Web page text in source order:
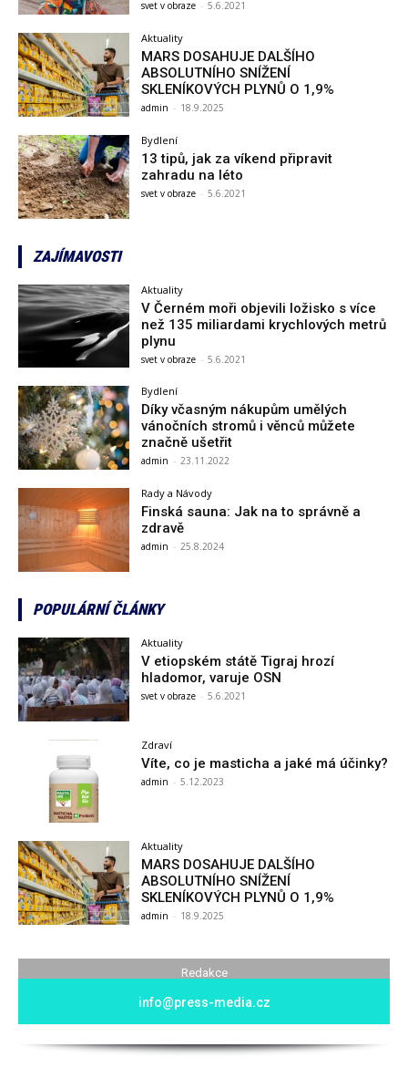
svet v obraze - 5.6.2021
Aktuality
MARS DOSAHUJE DALŠÍHO
ABSOLUTNÍHO SNÍŽENÍ
SKLENÍKOVÝCH PLYNŮ O 1,9%
admin - 18.9.2025
Bydlení
13 tipů, jak za víkend připravit
zahradu na léto
svet v obraze - 5.6.2021
ZAJÍMAVOSTI
Aktuality
V Černém moři objevili ložisko s více
než 135 miliardami krychlových metrů
plynu
svet v obraze - 5.6.2021
Bydlení
Díky včasným nákupům umělých
vánočních stromů i věnců můžete
značně ušetřit
admin - 23.11.2022
Rady a Návody
Finská sauna: Jak na to správně a
zdravě
admin - 25.8.2024
POPULÁRNÍ ČLÁNKY
Aktuality
V etiopském státě Tigraj hrozí
hladomor, varuje OSN
svet v obraze - 5.6.2021
Zdraví
Víte, co je masticha a jaké má účinky?
admin - 5.12.2023
Aktuality
MARS DOSAHUJE DALŠÍHO
ABSOLUTNÍHO SNÍŽENÍ
SKLENÍKOVÝCH PLYNŮ O 1,9%
admin - 18.9.2025
Redakce
info@press-media.cz